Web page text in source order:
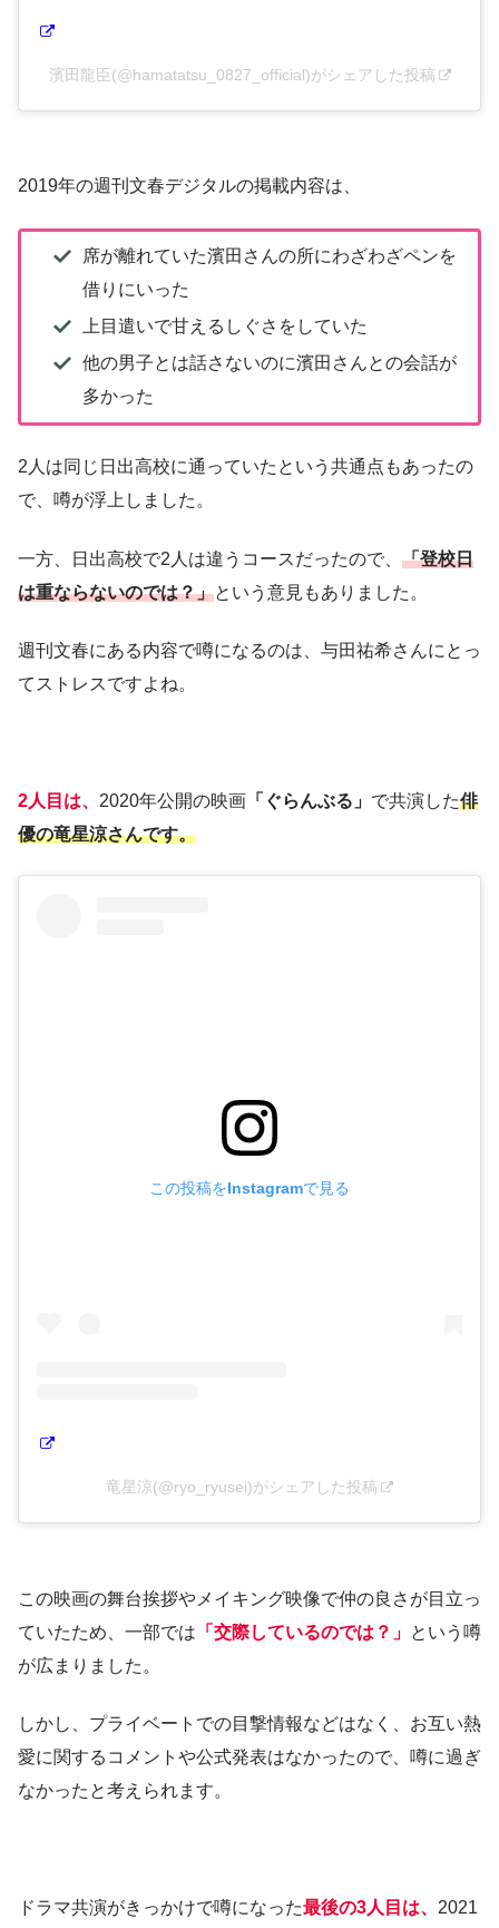
濱田龍臣(@hamatatsu_0827_official)がシェアした投稿
2019年の週刊文春デジタルの掲載内容は、
席が離れていた濱田さんの所にわざわざペンを
借りにいった
上目遣いで甘えるしぐさをしていた
他の男子とは話さないのに濱田さんとの会話が
多かった
2人は同じ日出高校に通っていたという共通点もあったの
で、噂が浮上しました。
一方、日出高校で2人は違うコースだったので、 「登校日
は重ならないのでは？」という意見もありました。
週刊文春にある内容で噂になるのは、与田祐希さんにとっ
てストレスですよね。
2人目は、 2020年公開の映画 「ぐらんぶる」 で共演した俳
優の竜星涼さんです。
この投稿をInstagramで見る
竜星涼(@ryo_ryusei)がシェアした投稿
この映画の舞台挨拶やメイキング映像で仲の良さが目立っ
ていたため、一部では 「交際しているのでは？」 という噂
が広まりました。
しかし、プライベートでの目撃情報などはなく、お互い熱
愛に関するコメントや公式発表はなかったので、噂に過ぎ
なかったと考えられます。
ドラマ共演がきっかけで噂になった最後の3人目は、 2021